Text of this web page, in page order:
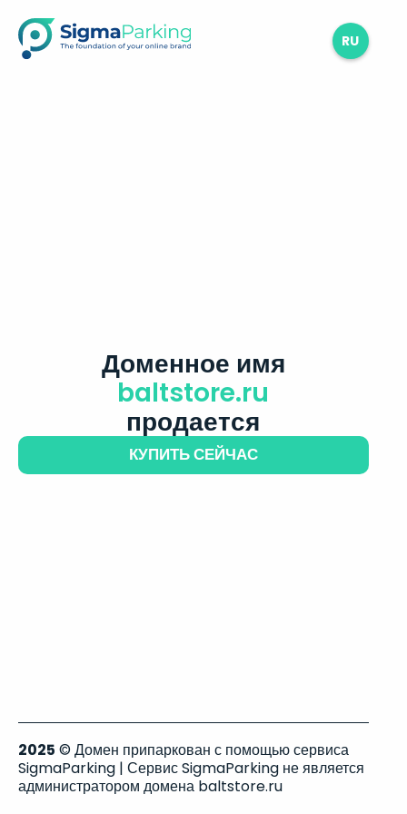
RU
Доменное имя
baltstore.ru
продается
КУПИТЬ СЕЙЧАС
2025 © Домен припаркован с помощью сервиса
SigmaParking | Сервис SigmaParking не является
администратором домена baltstore.ru